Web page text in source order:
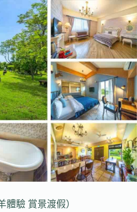
驗 賞景渡假）